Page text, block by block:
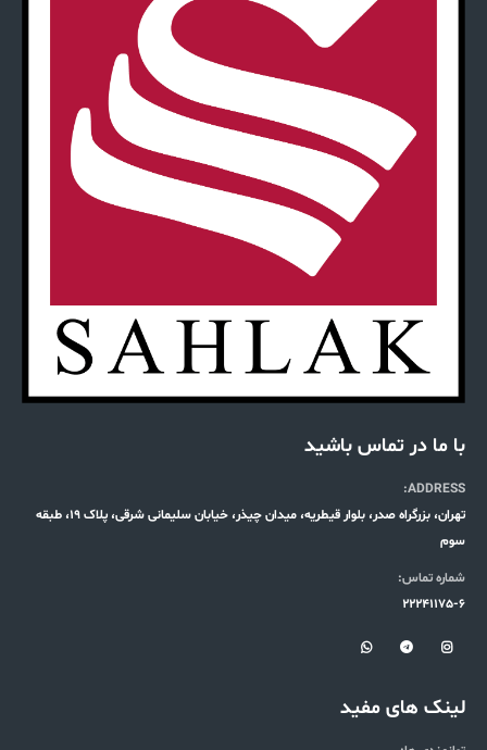
با ما در تماس باشید
ADDRESS:
تهران، بزرگراه صدر، بلوار قیطریه، میدان چیذر، خیابان سلیمانی شرقی، پلاک 19، طبقه
سوم
شماره تماس:
22241175-6
لینک های مفید